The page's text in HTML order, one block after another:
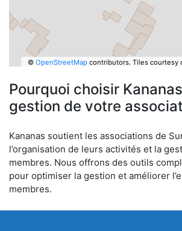
© OpenStreetMapcontributors. Tiles courtesy
Pourquoi choisir
gestion de votre
Kananas soutient les associations de
l’organisation de leurs activités et la
membres. Nous offrons des outils
pour optimiser la gestion et améliorer
membres.